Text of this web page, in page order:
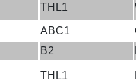
THL1
ABC1
B2
THL1